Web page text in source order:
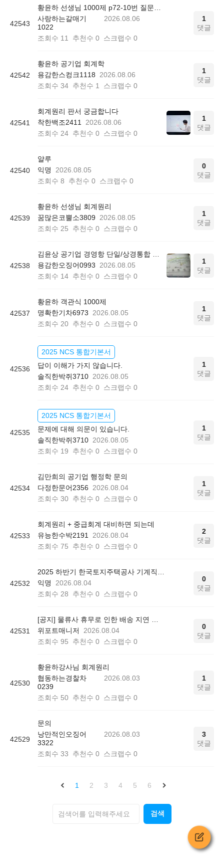
42543
사랑하는갈매기
1022
2026.08.06
조회수 11 추천수 0 스크랩수 0
1
댓글
42542
황윤하 공기업 회계학
용감한스컹크1118
2026.08.06
조회수 34 추천수 1 스크랩수 0
1
댓글
42541
회계원리 판서 궁금합니다
착한백조2411
2026.08.06
조회수 24 추천수 0 스크랩수 0
1
댓글
42540
얄루
익명
2026.08.05
조회수 8 추천수 0 스크랩수 0
0
댓글
42539
황윤하 선생님 회계원리
꿈많은코뿔소3809
2026.08.05
조회수 25 추천수 0 스크랩수 0
1
댓글
42538
용감한오징어0993
2026.08.05
조회수 14 추천수 0 스크랩수 0
1
댓글
42537
황윤하 객관식 1000제
명확한기차6973
2026.08.05
조회수 20 추천수 0 스크랩수 0
1
댓글
42536
2025 NCS 통합기본서
답이 이해가 가지 않습니다.
솔직한박쥐3710 2026.08.05
조회수 24 추천수 0 스크랩수 0
1
댓글
42535
2025 NCS 통합기본서
문제에 대해 의문이 있습니다.
솔직한박쥐3710 2026.08.05
조회수 19 추천수 0 스크랩수 0
1
댓글
42534
김만희의 공기업 행정학 문의
다정한문어2356
2026.08.04
조회수 30 추천수 0 스크랩수 0
1
댓글
42533
회계원리 + 중급회계 대비하면 되는데
유능한수박2191
2026.08.04
조회수 75 추천수 0 스크랩수 0
2
댓글
42532
익명
2026.08.04
조회수 28 추천수 0 스크랩수 0
0
댓글
42531
위포트매니저
2026.08.04
조회수 95 추천수 0 스크랩수 0
0
댓글
42530
황윤하강사님 회계원리
협동하는경찰차
0239
2026.08.03
조회수 50 추천수 0 스크랩수 0
1
댓글
42529
문의
낭만적인오징어
3322
2026.08.03
조회수 33 추천수 0 스크랩수 0
3
댓글
1 2 3 4 5 6
검색